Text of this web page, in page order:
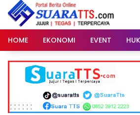
Langsung
konten
HOME
EKONOMI EVENT